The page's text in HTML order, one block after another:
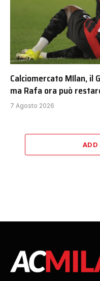
Calciomercato MIlan, il
ma Rafa ora può
7 Agosto 2026
ADD